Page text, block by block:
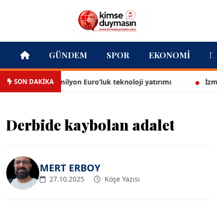
GÜNDEM SPOR EKONOMI
SON DAKİKA
13,5 milyon Euro’luk teknoloji yatırımı İzmir
Derbide kaybolan adalet
MERT ERBOY
27.10.2025 Köşe Yazısı